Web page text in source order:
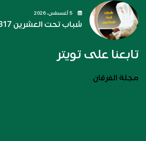
شباب تحت العشرين 1317
تابعنا على تويتر
مجلة الفرقان